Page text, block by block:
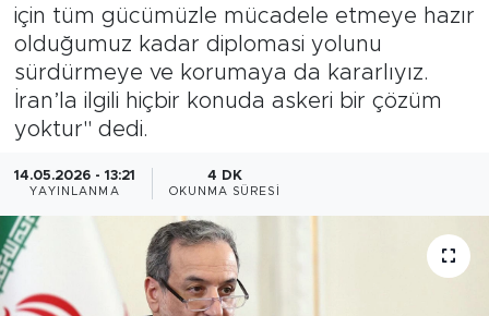
için tüm gücümüzle mücadele etmeye hazır
olduğumuz kadar diplomasi yolunu
sürdürmeye ve korumaya da kararlıyız.
İran’la ilgili hiçbir konuda askeri bir çözüm
yoktur" dedi.
14.05.2026 - 13:21
YAYINLANMA
4 DK
OKUNMA SÜRESI
Resmi İlanlar
Sağlık
Spor
Turizm